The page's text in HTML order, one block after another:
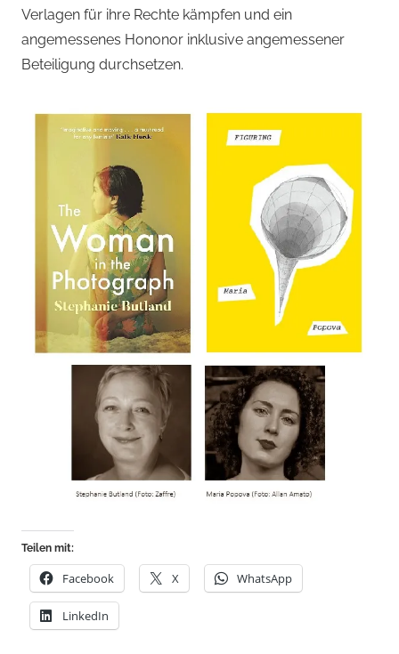
Verlagen für ihre Rechte kämpfen und ein
angemessenes Hononor inklusive angemessener
Beteiligung durchsetzen.
Teilen mit:
Facebook X WhatsApp
LinkedIn